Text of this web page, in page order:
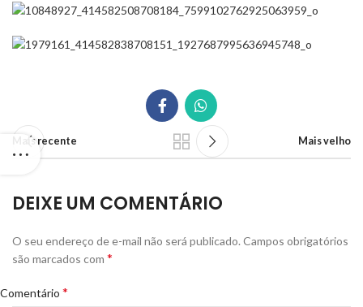
Mais recente Mais velho
DEIXE UM COMENTÁRIO
O seu endereço de e-mail não será publicado. Campos obrigatórios
são marcados com *
Comentário *